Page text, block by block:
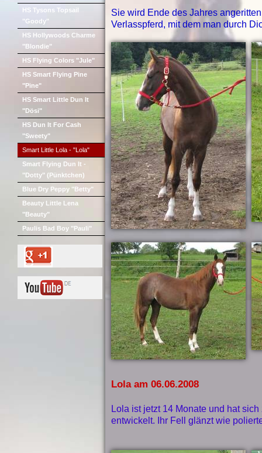
HS Tysons Topsail
"Goody"
HS Hollywoods Charme
"Blondie"
HS Flying Colors "Jule"
HS Smart Flying Pine
"Pine"
HS Smart Little Dun It
"Dösi"
HS Dun It For Cash
"Sweety"
Smart Little Lola - "Lola"
Smart Flying Dun It -
"Dotty" (Pünktchen)
Blue Dry Peppy "Betty"
Beauty Little Lena
"Beauty"
Paulis Bad Boy "Pauli"
Sie wird Ende des Jahres
Verlasspferd, mit dem man durch
Lola am 06.06.2008
Lola ist jetzt 14 Monate und hat
entwickelt. Ihr Fell glänzt wie